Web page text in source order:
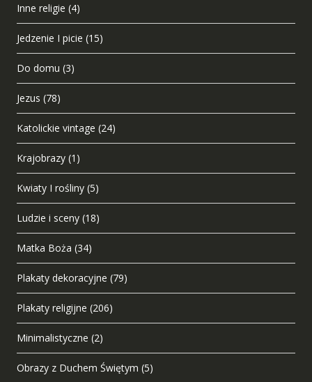
Inne religie (4)
Jedzenie I picie (15)
Do domu (3)
Jezus (78)
Katolickie vintage (24)
Krajobrazy (1)
Kwiaty I rośliny (5)
Ludzie i sceny (18)
Matka Boża (34)
Plakaty dekoracyjne (79)
Plakaty religijne (206)
Minimalistyczne (2)
Obrazy z Duchem Świętym (5)